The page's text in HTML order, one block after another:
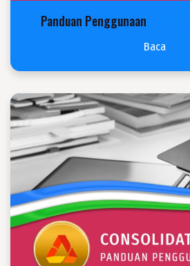
Panduan Penggunaan
Baca